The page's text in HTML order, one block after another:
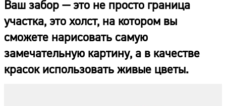
Ваш забор — это не просто граница
участка, это холст, на котором вы
сможете нарисовать самую
замечательную картину, а в качестве
красок использовать живые цветы.
Курсы валют